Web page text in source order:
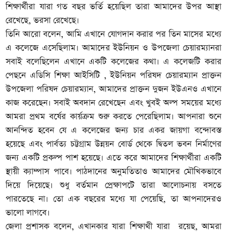
শিক্ষার্থীরা যারা গত বছর ভর্তি হয়েছিল তারা আমাদের উপর আস্থা
রেখেছে, ভরসা রেখেছে।
তিনি আরো বলেন, আমি এখানে যোগদান করার পর তিন মাসের মধ্যে
এ কলেজে এসেছিলাম। আমাদের ইউনিয়ন ও উপজেলা চেয়ারম্যানরা
সবাই বলেছিলেন এখানে একটি কলেজের কথা। এ কলেজটি করার
পেছনে এডিসি শিক্ষা আইসিটি , ইউনিয়ন পরিষদ চেয়ারম্যান প্রাক্তন
উপজেলা পরিষদ চেয়ারম্যান, আমাদের প্রাক্তন দুজন ইউএনও এখানে
কাজ করেছেন। সবাই অবদান রেখেছেন এবং খুবই অল্প সময়ের মধ্যে
আমরা প্রথম বর্ষের কার্য়ক্রম শুরু করতে পেরেছিলাম। আপনারা শুনে
আনন্দিত হবেন যে এ কলেজের জন্য চার একর জায়গা বন্দোবস্ত
হয়েছে এবং পার্বত্য চট্টগ্রাম উন্নয়ন বোর্ড থেকে দ্বিতল ভবন নির্মাণের
জন্য একটি প্রকল্প পাশ হয়েছে। এতে করে আমাদের শিক্ষার্থীরা একটি
স্থায়ী ক্যাম্পাস পাবে। পাঠদানের অনুমতিতাও আমাদের মৌখিকভাবে
দিয়ে দিয়েছে। শুধু বর্তমান প্রেক্ষাপটে তারা আলোচনায় বসতে
পারতেছে না। তো এক বছরের মধ্যে যা পেয়েছি, তা আপনাদেরও
ভালো লাগবে।
জেলা প্রশাসক বলেন, এখানকার যারা শিক্ষাথী যারা রয়েছ, আমরা